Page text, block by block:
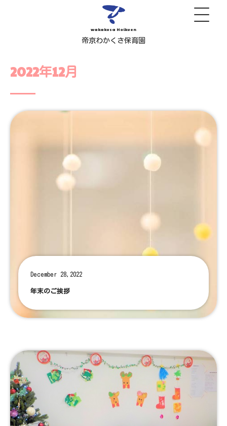
wakakusa Hoikuen
帝京わかくさ保育園
2022年12月
December 28,2022
年末のご挨拶